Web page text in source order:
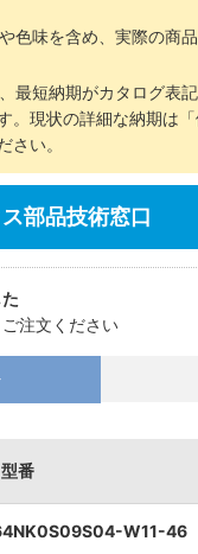
色味を含め、実際の商
最短納期がカタログ表
。現状の詳細な納期は
さい。
部品技術窓口
注文ください
型番
W11-46